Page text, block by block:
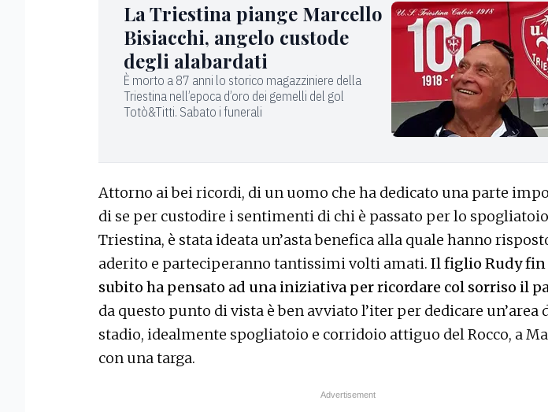
La Triestina piange Marcello
Bisiacchi, angelo custode
degli alabardati
È morto a 87 anni lo storico magazziniere della
Triestina nell’epoca d’oro dei gemelli del gol
Totò&Titti. Sabato i funerali
Attorno ai bei ricordi, di un uomo che ha dedicato una parte
di se per custodire i sentimenti di chi è passato per lo
Triestina, è stata ideata un’asta benefica alla quale hanno
aderito e parteciperanno tantissimi volti amati. Il figlio Rudy fin
subito ha pensato ad una iniziativa per ricordare col sorriso il
da questo punto di vista è ben avviato l’iter per dedicare un’area
stadio, idealmente spogliatoio e corridoio attiguo del Rocco, a
con una targa.